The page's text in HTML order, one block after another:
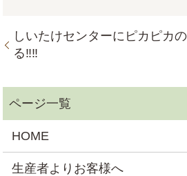
しいたけセンターにピカピカ
る‼‼
HOME
生産者よりお客様へ